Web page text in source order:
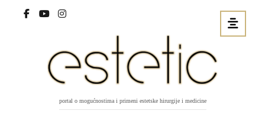
portal o mogućnostima i primeni estetske hirurgije i medicine